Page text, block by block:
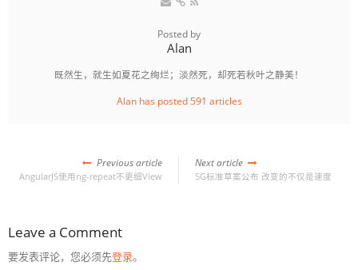
Posted by
Alan
既然生，就生如夏花之绚烂；淡然死，却死若秋叶之静美！
Alan has posted 591 articles
Previous article
AngularJS使用ng-repeat不更细View
Next article
5G标准草案公布 改变的不仅是速度
Leave a Comment
要发表评论，您必须先登录。